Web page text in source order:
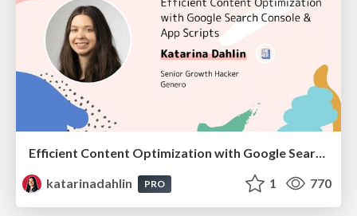
Efficient Content Optimization with Google Search Console & Apps Script
katarinadahlin
PRO 1 770